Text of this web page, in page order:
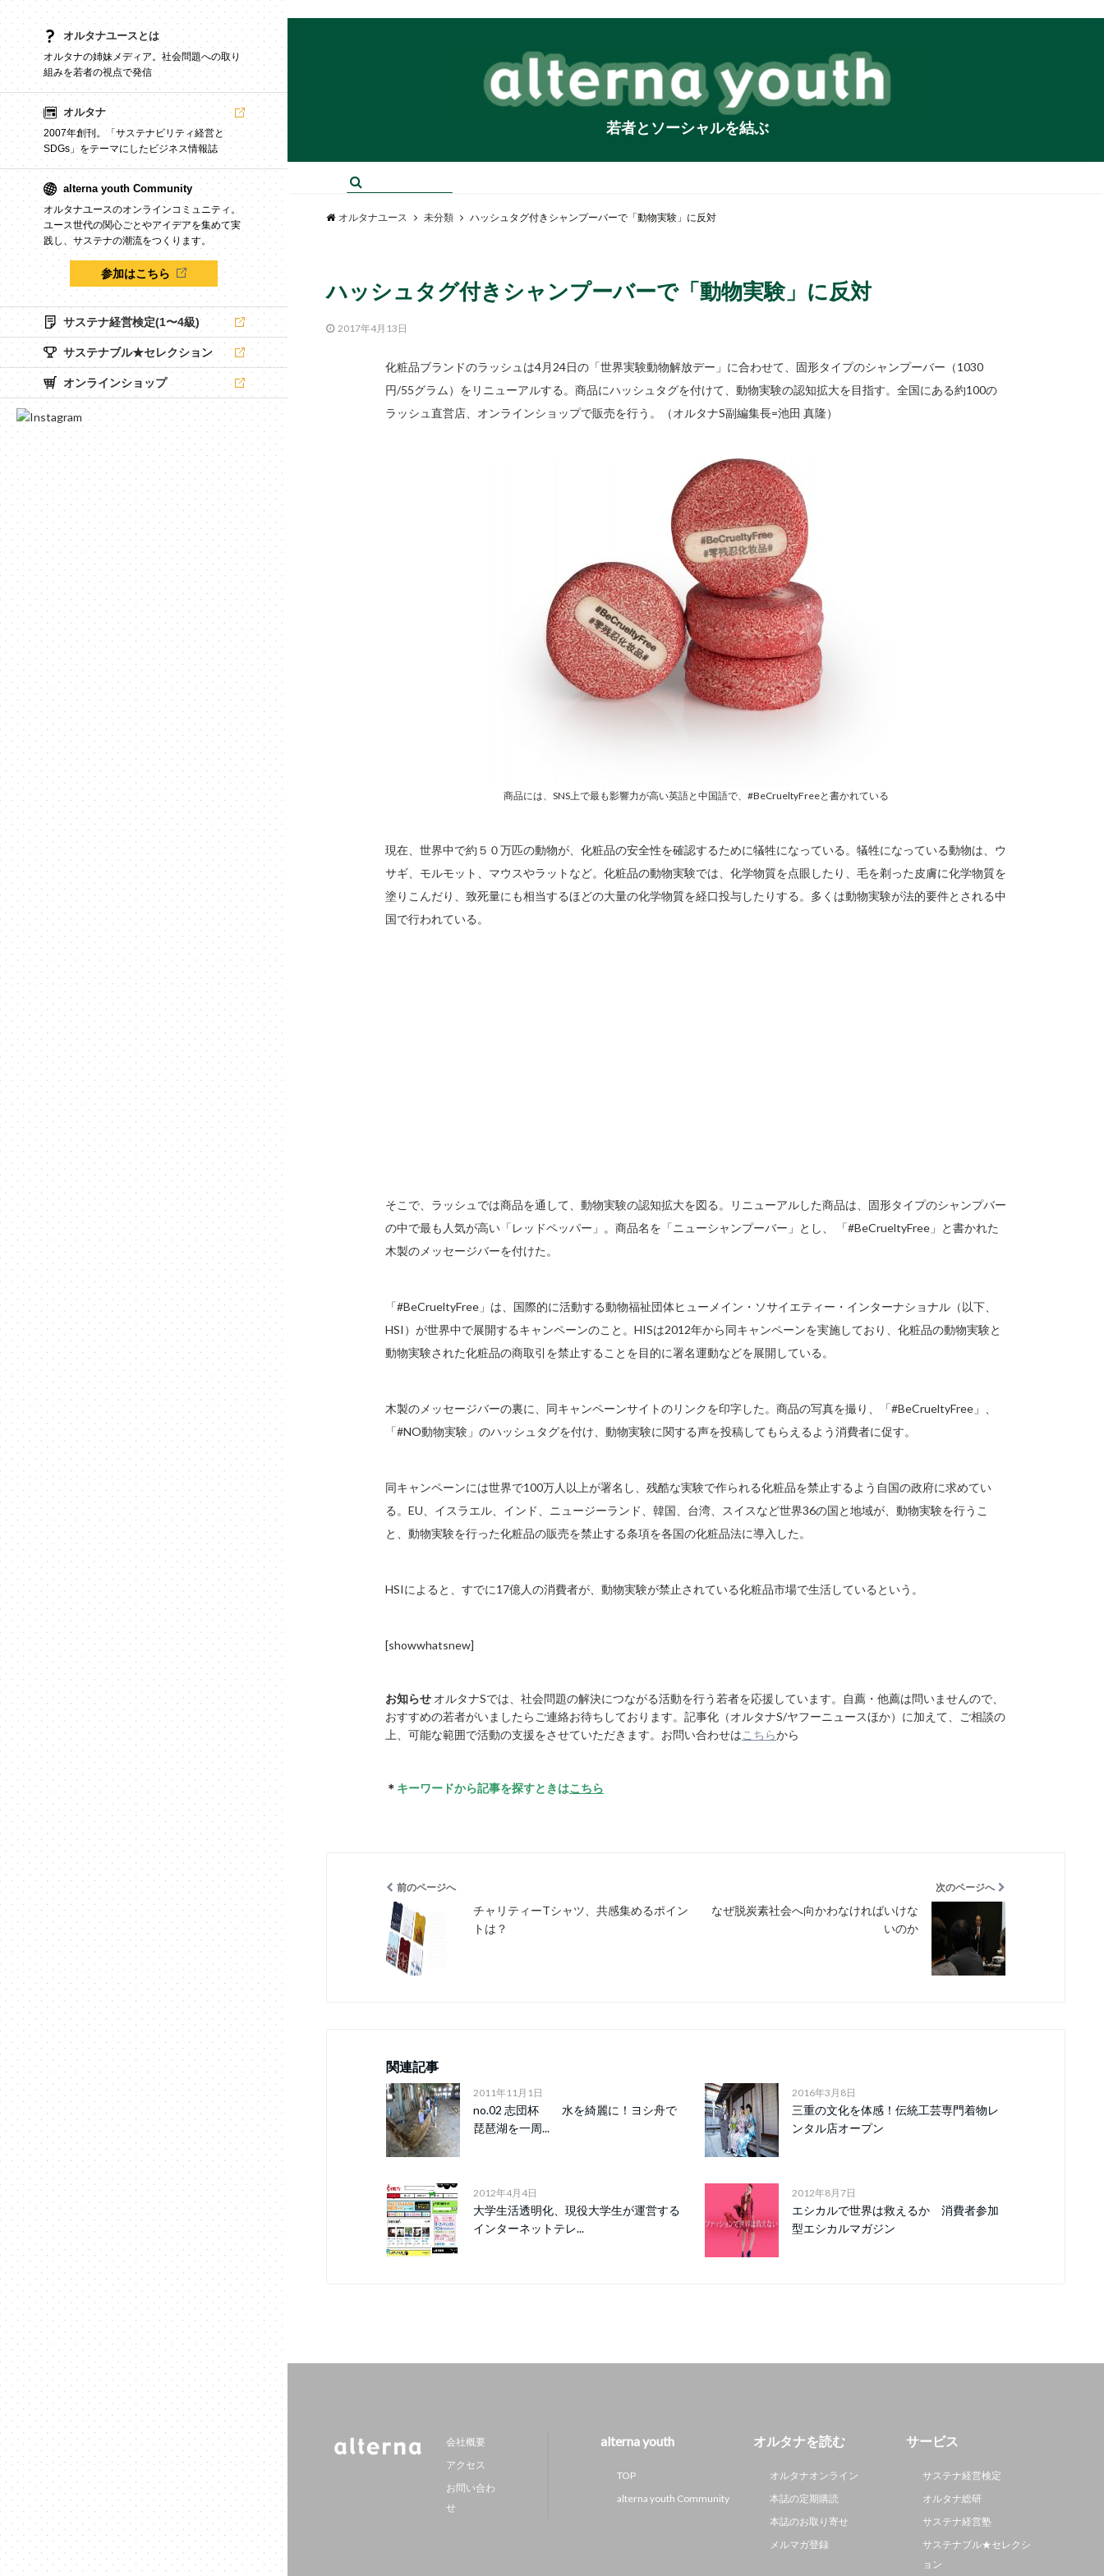
オルタナユースとは
オルタナの姉妹メディア。社会問題への取り
組みを若者の視点で発信
オルタナ
2007年創刊。「サステナビリティ経営と
SDGs」をテーマにしたビジネス情報誌
alterna youth Community
オルタナユースのオンラインコミュニティ。
ユース世代の関心ごとやアイデアを集めて実
践し、サステナの潮流をつくります。
参加はこちら
サステナ経営検定(1〜4級)
サステナブル★セレクション
オンラインショップ
若者とソーシャルを結ぶ
オルタナユース 未分類 ハッシュタグ付きシャンプーバーで「動物実験」に反対
ハッシュタグ付きシャンプーバーで「動物実験」に反対
2017年4月13日
化粧品ブランドのラッシュは4月24日の「世界実験動物解放デー」に合わせて、固形タイプのシャンプーバー（1030
円/55グラム）をリニューアルする。商品にハッシュタグを付けて、動物実験の認知拡大を目指す。全国にある約100の
ラッシュ直営店、オンラインショップで販売を行う。（オルタナS副編集長=池田 真隆）
商品には、SNS上で最も影響力が高い英語と中国語で、#BeCrueltyFreeと書かれている
現在、世界中で約５０万匹の動物が、化粧品の安全性を確認するために犠牲になっている。犠牲になっている動物は、ウ
サギ、モルモット、マウスやラットなど。化粧品の動物実験では、化学物質を点眼したり、毛を剃った皮膚に化学物質を
塗りこんだり、致死量にも相当するほどの大量の化学物質を経口投与したりする。多くは動物実験が法的要件とされる中
国で行われている。
そこで、ラッシュでは商品を通して、動物実験の認知拡大を図る。リニューアルした商品は、固形タイプのシャンプバー
の中で最も人気が高い「レッドペッパー」。商品名を「ニューシャンプーバー」とし、 「#BeCrueltyFree」と書かれた
木製のメッセージバーを付けた。
「#BeCrueltyFree」は、国際的に活動する動物福祉団体ヒューメイン・ソサイエティー・インターナショナル（以下、
HSI）が世界中で展開するキャンペーンのこと。HISは2012年から同キャンペーンを実施しており、化粧品の動物実験と
動物実験された化粧品の商取引を禁止することを目的に署名運動などを展開している。
木製のメッセージバーの裏に、同キャンペーンサイトのリンクを印字した。商品の写真を撮り、「#BeCrueltyFree」、
「#NO動物実験」のハッシュタグを付け、動物実験に関する声を投稿してもらえるよう消費者に促す。
同キャンペーンには世界で100万人以上が署名し、残酷な実験で作られる化粧品を禁止するよう自国の政府に求めてい
る。EU、イスラエル、インド、ニュージーランド、韓国、台湾、スイスなど世界36の国と地域が、動物実験を行うこ
と、動物実験を行った化粧品の販売を禁止する条項を各国の化粧品法に導入した。
HSIによると、すでに17億人の消費者が、動物実験が禁止されている化粧品市場で生活しているという。
[showwhatsnew]
お知らせ オルタナSでは、社会問題の解決につながる活動を行う若者を応援しています。自薦・他薦は問いませんので、
おすすめの若者がいましたらご連絡お待ちしております。記事化（オルタナS/ヤフーニュースほか）に加えて、ご相談の
上、可能な範囲で活動の支援をさせていただきます。お問い合わせはこちらから
＊ キーワードから記事を探すときはこちら
前のページへ
チャリティーTシャツ、共感集めるポイン
トは？
次のページへ
なぜ脱炭素社会へ向かわなければいけな
いのか
関連記事
2011年11月1日
no.02 志団杯 水を綺麗に！ヨシ舟で
琵琶湖を一周...
2016年3月8日
三重の文化を体感！伝統工芸専門着物レ
ンタル店オープン
2012年4月4日
大学生活透明化、現役大学生が運営する
インターネットテレ...
2012年8月7日
エシカルで世界は救えるか 消費者参加
型エシカルマガジン
会社概要
アクセス
お問い合わ
せ
alterna youth
TOP
alterna youth Community
オルタナを読む
オルタナオンライン
本誌の定期購読
本誌のお取り寄せ
メルマガ登録
サービス
サステナ経営検定
オルタナ総研
サステナ経営塾
サステナブル★セレクシ
ョン